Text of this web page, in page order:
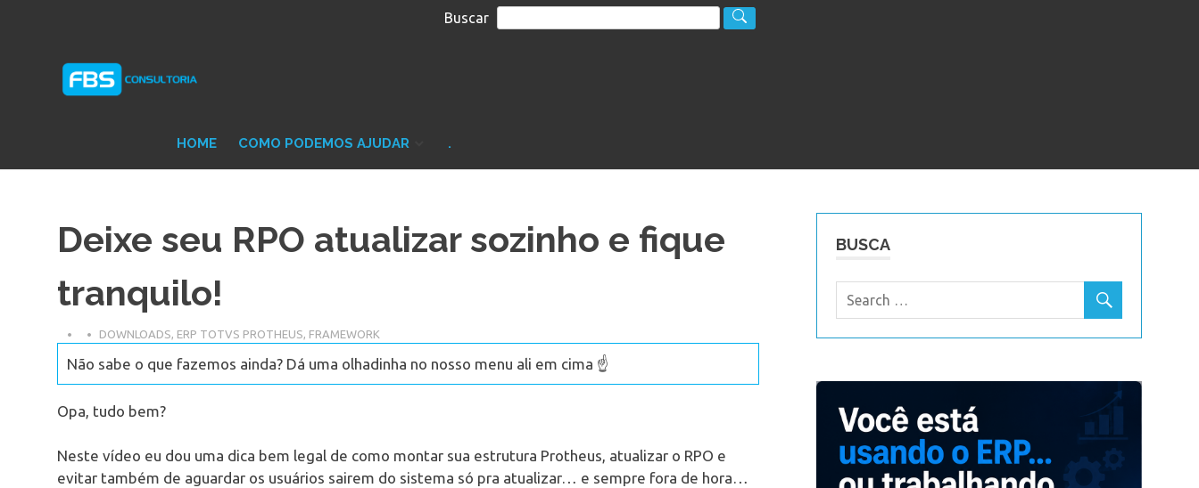
Buscar
Protheus
TOTVS
HOME COMO PODEMOS AJUDAR .
Deixe seu RPO atualizar sozinho e fique
tranquilo!
DOWNLOADS ERP TOTVS PROTHEUS FRAMEWORK
Não sabe o que fazemos ainda? Dá uma olhadinha no nosso menu ali em cima ☝️
Opa, tudo bem?
Neste vídeo eu dou uma dica bem legal de como montar sua estrutura Protheus, atualizar o RPO e
evitar também de aguardar os usuários sairem do sistema só pra atualizar… e sempre fora de hora…
BUSCA